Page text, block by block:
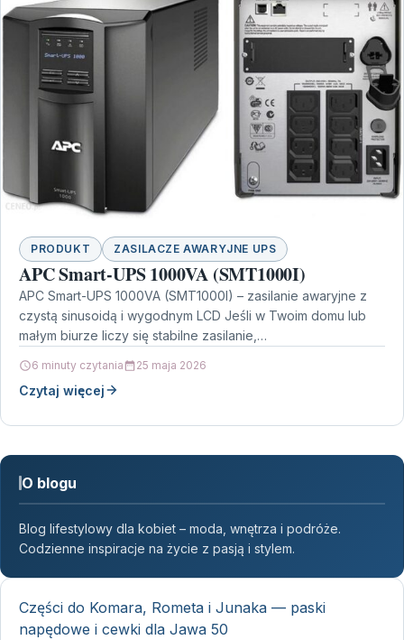
PRODUKT ZASILACZE AWARYJNE UPS
APC Smart-UPS 1000VA (SMT1000I)
APC Smart-UPS 1000VA (SMT1000I) – zasilanie awaryjne z
czystą sinusoidą i wygodnym LCD Jeśli w Twoim domu lub
małym biurze liczy się stabilne zasilanie,…
6 minuty czytania 25 maja 2026
Czytaj więcej
O blogu
Blog lifestylowy dla kobiet – moda, wnętrza i podróże.
Codzienne inspiracje na życie z pasją i stylem.
Części do Komara, Rometa i Junaka — paski
napędowe i cewki dla Jawa 50